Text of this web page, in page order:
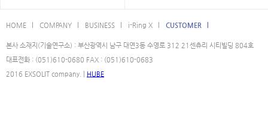
HOME l COMPANY l BUSINESS l i-Ring X l CUSTOMER l
본사 소재지(기술연구소) : 부산광역시 남구 대연3동 수영로 312 21센츄리 시티빌딩 804호
대표전화 : (051)610-0680 FAX : (051)610-0683
2016 EXSOLIT company. | HUBE